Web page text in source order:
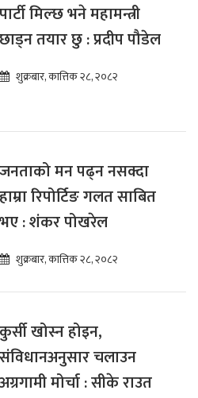
पार्टी मिल्छ भने महामन्त्री
छाड्न तयार छु : प्रदीप पौडेल
शुक्रबार, कात्तिक २८, २०८२
जनताको मन पढ्न नसक्दा
हाम्रा रिपोर्टिङ गलत साबित
भए : शंकर पोखरेल
शुक्रबार, कात्तिक २८, २०८२
कुर्सी खोस्न होइन,
संविधानअनुसार चलाउन
अग्रगामी मोर्चा : सीके राउत